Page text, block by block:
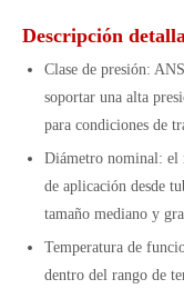
Descripción
Clase de presión:
soportar una alta
para condiciones de
Diámetro nominal: el
de aplicación desde
tamaño mediano y
Temperatura de
dentro del rango de